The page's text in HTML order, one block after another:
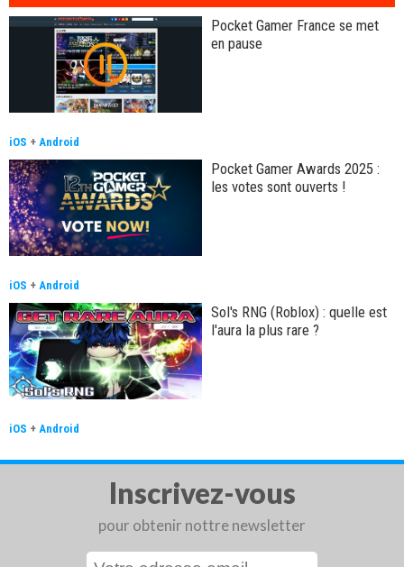
Pocket Gamer France se met
en pause
iOS + Android
Pocket Gamer Awards 2025 :
les votes sont ouverts !
iOS + Android
Sol's RNG (Roblox) : quelle est
l'aura la plus rare ?
iOS + Android
Inscrivez-vous
pour obtenir nottre newsletter